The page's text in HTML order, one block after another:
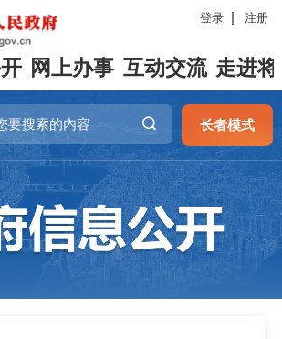
登录 注册
网上办事 互动交流 走进
长者模式